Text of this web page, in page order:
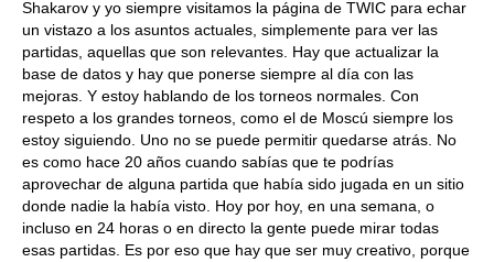
Shakarov y yo siempre visitamos la página de TWIC para echar
un vistazo a los asuntos actuales, simplemente para ver las
partidas, aquellas que son relevantes. Hay que actualizar la
base de datos y hay que ponerse siempre al día con las
mejoras. Y estoy hablando de los torneos normales. Con
respeto a los grandes torneos, como el de Moscú siempre los
estoy siguiendo. Uno no se puede permitir quedarse atrás. No
es como hace 20 años cuando sabías que te podrías
aprovechar de alguna partida que había sido jugada en un sitio
donde nadie la había visto. Hoy por hoy, en una semana, o
incluso en 24 horas o en directo la gente puede mirar todas
esas partidas. Es por eso que hay que ser muy creativo, porque